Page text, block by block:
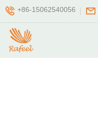
+86-15062540056